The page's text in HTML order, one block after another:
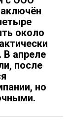
около
В апреле
после
но